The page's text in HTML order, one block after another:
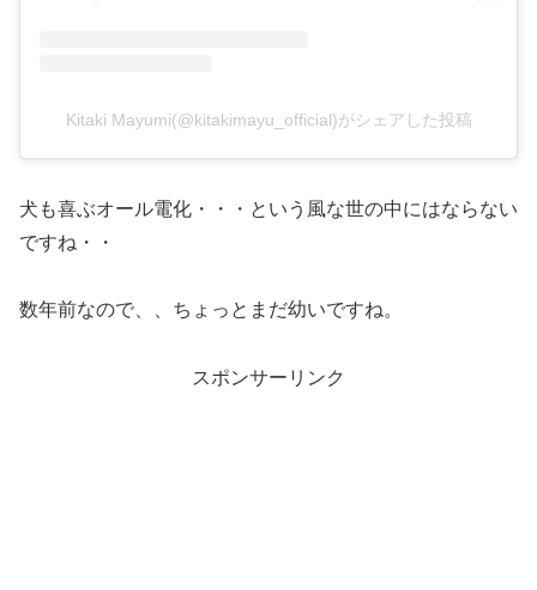
Kitaki Mayumi(@kitakimayu_official)がシェアした投稿
犬も喜ぶオール電化・・・という風な世の中にはならない
ですね・・
数年前なので、、ちょっとまだ幼いですね。
スポンサーリンク